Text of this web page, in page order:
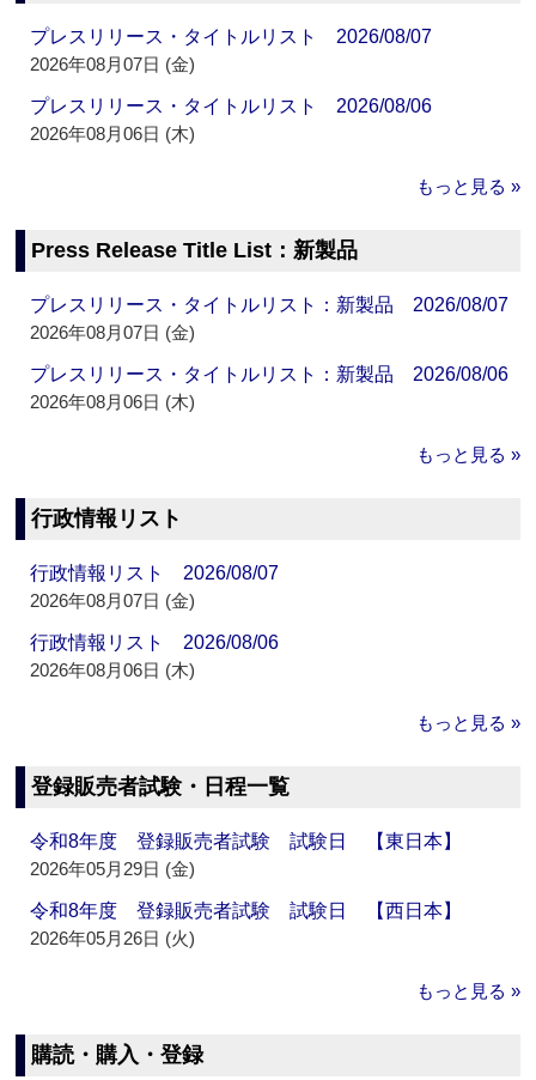
プレスリリース・タイトルリスト 2026/08/07
2026年08月07日 (金)
プレスリリース・タイトルリスト 2026/08/06
2026年08月06日 (木)
もっと見る »
Press Release Title List：新製品
プレスリリース・タイトルリスト：新製品 2026/08/07
2026年08月07日 (金)
プレスリリース・タイトルリスト：新製品 2026/08/06
2026年08月06日 (木)
もっと見る »
行政情報リスト
行政情報リスト 2026/08/07
2026年08月07日 (金)
行政情報リスト 2026/08/06
2026年08月06日 (木)
もっと見る »
登録販売者試験・日程一覧
令和8年度 登録販売者試験 試験日 【東日本】
2026年05月29日 (金)
令和8年度 登録販売者試験 試験日 【西日本】
2026年05月26日 (火)
もっと見る »
購読・購入・登録